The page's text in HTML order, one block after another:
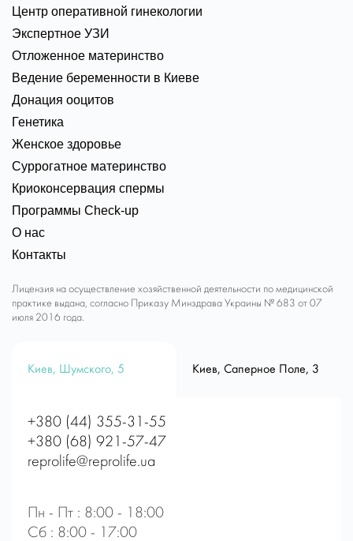
Центр оперативной гинекологии
Экспертное УЗИ
Отложенное материнство
Ведение беременности в Киеве
Донация ооцитов
Генетика
Женское здоровье
Суррогатное материнство
Криоконсервация спермы
Программы Check-up
О нас
Контакты
Лицензия на осуществление хозяйственной деятельности по медицинской
практике выдана, согласно Приказу Минздрава Украины № 683 от 07
июля 2016 года.
Киев, Шумского, 5 Киев, Саперное Поле, 3
+380 (44) 355-31-55
+380 (68) 921-57-47
reprolife@reprolife.ua
Пн - Пт : 8:00 - 18:00
Сб : 8:00 - 17:00